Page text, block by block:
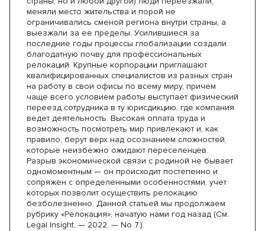
меняли место жительства и порой не
ограничивались сменой региона внутри страны, а
выезжали за ее пределы. Усилившиеся за
последние годы процессы глобализации создали
благодатную почву для профессиональных
релокаций. Крупные корпорации приглашают
квалифицированных специалистов из разных стран
на работу в свои офисы по всему миру, причем
чаще всего условием работы выступает физический
переезд сотрудника в ту юрисдикцию, где компания
ведет деятельность. Высокая оплата труда и
возможность посмотреть мир привлекают и, как
правило, берут верх над осознанием сложностей,
которые неизбежно ожидают переселенцев.
Разрыв экономической связи с родиной не бывает
одномоментным — он происходит постепенно и
сопряжен с определенными особенностями, учет
которых позволит осуществить релокацию
безболезненно. Данной статьей мы продолжаем
рубрику «Релокация», начатую нами год назад (См.
Legal Insight. — 2022. — No 7.).